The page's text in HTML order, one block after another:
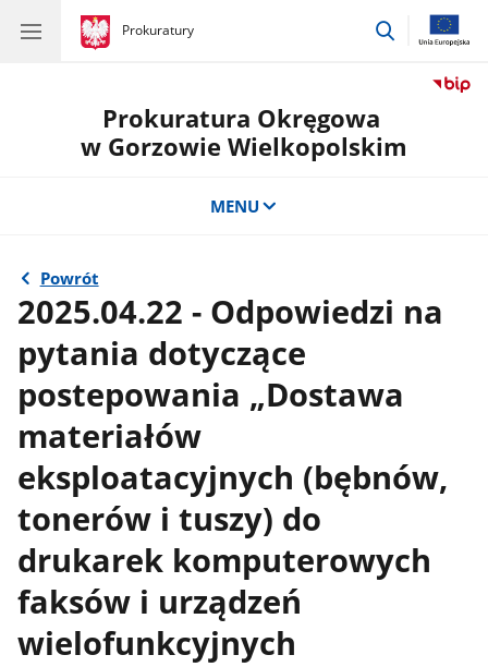
gov.pl
Prokuratury
gov.pl
Prokuratury
przejdź
Prokuratura Okręgowa
w Gorzowie Wielkopolskim
MENU
Powrót
2025.04.22 - Odpowiedzi na
pytania dotyczące
postepowania „Dostawa
materiałów
eksploatacyjnych (bębnów,
tonerów i tuszy) do
drukarek komputerowych
faksów i urządzeń
wielofunkcyjnych